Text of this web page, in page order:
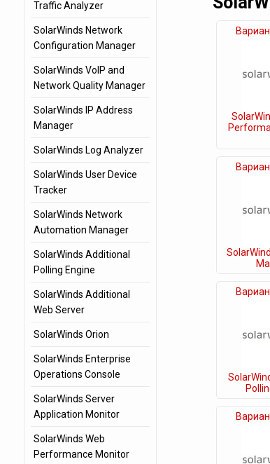
Traffic Analyzer
SolarWinds Network
Configuration Manager
SolarWinds VoIP and
Network Quality Manager
SolarWinds IP Address
Manager
SolarWinds Log Analyzer
SolarWinds User Device
Tracker
SolarWinds Network
Automation Manager
SolarWinds Additional
Polling Engine
SolarWinds Additional
Web Server
SolarWinds Orion
SolarWinds Enterprise
Operations Console
SolarWinds Server
Application Monitor
SolarWinds Web
Performance Monitor